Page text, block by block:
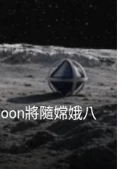
將隨嫦娥八